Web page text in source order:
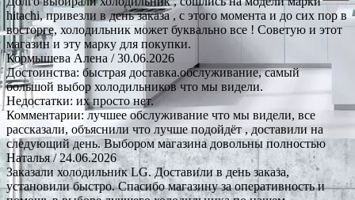
hitachi, привезли в день заказа , с этого момента и до сих пор в
восторге, холодильник может буквально все ! Советую и этот
магазин и эту марку для покупки.
Кормышева Алена / 30.06.2026
Достоинства: быстрая доставка.обслуживание, самый
большой выбор холодильников что мы видели.
Недостатки: их просто нет.
Комментарии: лучшее обслуживание что мы видели, все
рассказали, объяснили что лучше подойдёт , доставили на
следующий день. Выбором магазина довольны полностью
Наталья/ 24.06.2026
Заказали холодильник LG. Доставили в день заказа,
установили быстро. Спасибо магазину за оперативность и